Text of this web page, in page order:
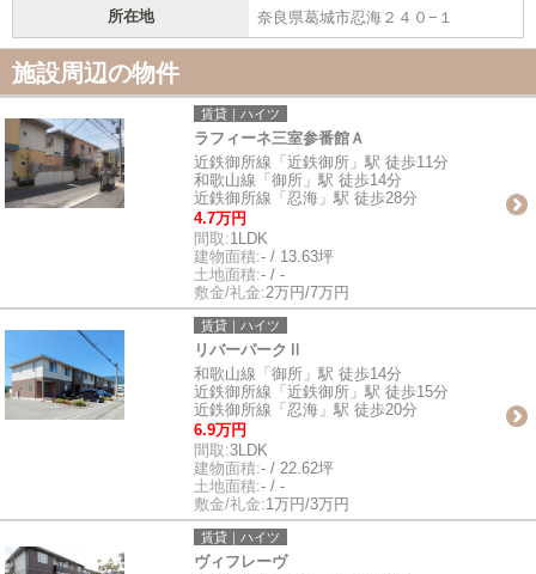
所在地 奈良県葛城市忍海２４０−１
施設周辺の物件
賃貸｜ハイツ
ラフィーネ三室参番館Ａ
近鉄御所線「近鉄御所」駅 徒歩11分
和歌山線「御所」駅 徒歩14分
近鉄御所線「忍海」駅 徒歩28分
4.7万円
間取:1LDK
建物面積:- / 13.63坪
土地面積:- / -
敷金/礼金:2万円/7万円
賃貸｜ハイツ
リバーパークⅡ
和歌山線「御所」駅 徒歩14分
近鉄御所線「近鉄御所」駅 徒歩15分
近鉄御所線「忍海」駅 徒歩20分
6.9万円
間取:3LDK
建物面積:- / 22.62坪
土地面積:- / -
敷金/礼金:1万円/3万円
賃貸｜ハイツ
ヴィフレーヴ